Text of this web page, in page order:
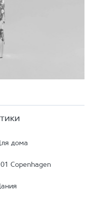
дома
Copenhagen